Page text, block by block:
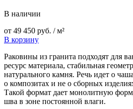
В наличии
от 49 450 руб. / м²
В корзину
Раковины из гранита подходят для
ресурс материала, стабильная
натурального камня. Речь идет о
о композитах и не о сборных
Такой формат дает монолитную
шва в зоне постоянной влаги.